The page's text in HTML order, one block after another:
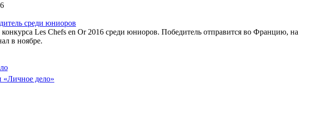
среди юниоров
Les Chefs en Or 2016 среди юниоров. Победитель отправится во Францию, на
в ноябре.
«Личное дело»